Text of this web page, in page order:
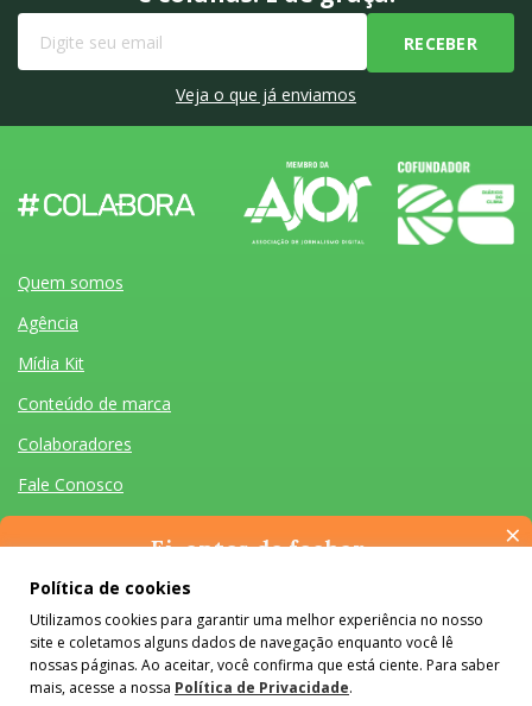
Veja o que já enviamos
Quem somos
Agência
Mídia Kit
Conteúdo de marca
Colaboradores
Fale Conosco
Quem somos Agência Mídia Kit Conteúdo de marca Colaboradores Fale Conosco
Desenvolvido por Homem Máquina - Todos os Direitos Reservados 2026
Política de cookies
Utilizamos cookies para garantir uma melhor experiência no nosso
site e coletamos alguns dados de navegação enquanto você lê
nossas páginas. Ao aceitar, você confirma que está ciente. Para saber
mais, acesse a nossa Política de Privacidade.
×
Ei, antes de fechar…
Pense na importância de manter-se informado(a). Quer ter
colunistas e reportagens especiais? Receba a nossa newsletter.
É de graça :)